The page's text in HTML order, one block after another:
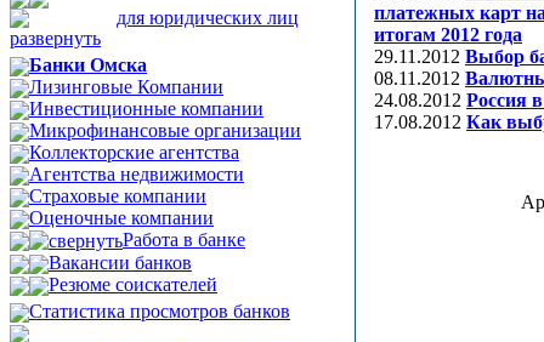
для юридических лиц
Банки Омска
Лизинговые Компании
Инвестиционные компании
Микрофинансовые организации
Коллекторские агентства
Агентства недвижимости
Страховые компании
Оценочные компании
Работа в банке
Вакансии банков
Резюме соискателей
Статистика просмотров банков
платежных карт
итогам 2012 года
29.11.2012 Выбор
08.11.2012
24.08.2012 Россия
17.08.2012 Как